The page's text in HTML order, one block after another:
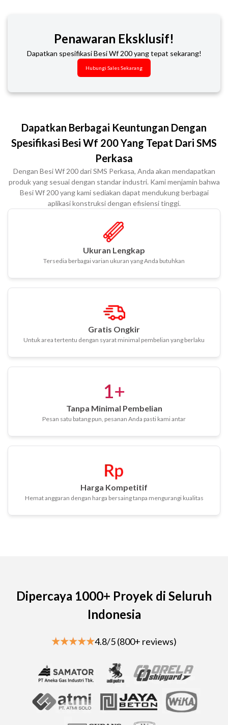
Penawaran Eksklusif!
Dapatkan spesifikasi Besi Wf 200 yang tepat sekarang!
Hubungi Sales Sekarang
Dapatkan Berbagai Keuntungan Dengan
Spesifikasi Besi Wf 200 Yang Tepat Dari SMS
Perkasa
Dengan Besi Wf 200 dari SMS Perkasa, Anda akan mendapatkan
produk yang sesuai dengan standar industri. Kami menjamin bahwa
Besi Wf 200 yang kami sediakan dapat mendukung berbagai
aplikasi konstruksi dengan efisiensi tinggi.
Ukuran Lengkap
Tersedia berbagai varian ukuran yang Anda butuhkan
Gratis Ongkir
Untuk area tertentu dengan syarat minimal pembelian yang berlaku
Tanpa Minimal Pembelian
Pesan satu batang pun, pesanan Anda pasti kami antar
Harga Kompetitif
Hemat anggaran dengan harga bersaing tanpa mengurangi kualitas
Dipercaya 1000+ Proyek di Seluruh
Indonesia
4.8/5 (800+ reviews)